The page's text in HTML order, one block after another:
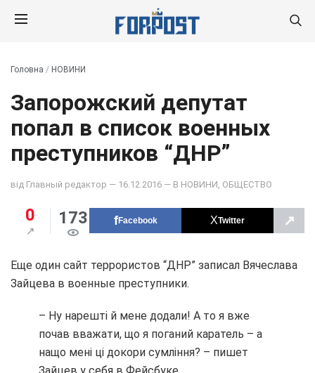
Головна / НОВИНИ
Запорожский депутат
попал в список военных
преступников “ДНР”
від Главный редактор — 16.12.2016 — В НОВИНИ ОБЩЕСТВО
0 173 Facebook Twitter ↗
Еще один сайт террористов “ДНР” записал Вячеслава
Зайцева в военные преступники.
– Ну нарешті й мене додали! А то я вже
почав вважати, що я поганий каратель – а
нащо мені ці докори сумління? – пишет